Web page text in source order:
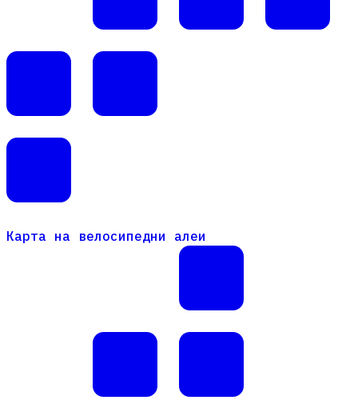
Карта на велосипедни алеи
Карта на велосипедни алеи